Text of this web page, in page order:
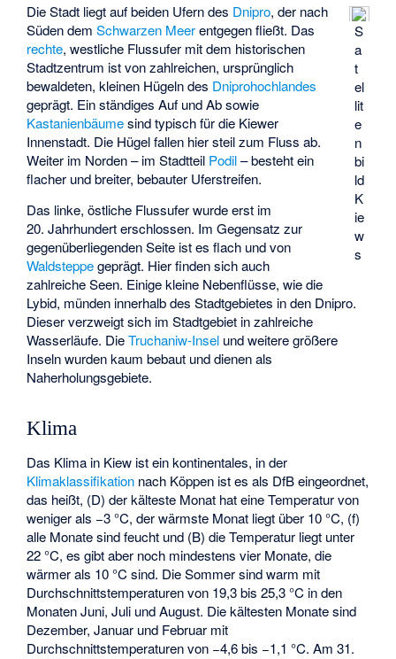
S
a
t
el
lit
e
n
bi
ld
K
ie
w
s
Die Stadt liegt auf beiden Ufern des Dnipro, der nach
Süden demSchwarzen Meerentgegen fließt. Das
rechte, westliche Flussufer mit dem historischen
Stadtzentrum ist von zahlreichen, ursprünglich
bewaldeten, kleinen Hügeln des Dniprohochlandes
geprägt. Ein ständiges Auf und Ab sowie
Kastanienbäumesind typisch für die Kiewer
Innenstadt. Die Hügel fallen hier steil zum Fluss ab.
Weiter im Norden – im Stadtteil Podil– besteht ein
flacher und breiter, bebauter Uferstreifen.
Das linke, östliche Flussufer wurde erst im
20. Jahrhundert erschlossen. Im Gegensatz zur
gegenüberliegenden Seite ist es flach und von
Waldsteppegeprägt. Hier finden sich auch
zahlreiche Seen. Einige kleine Nebenflüsse, wie die
Lybid, münden innerhalb des Stadtgebietes in den Dnipro.
Dieser verzweigt sich im Stadtgebiet in zahlreiche
Wasserläufe. DieTruchaniw-Insel und weitere größere
Inseln wurden kaum bebaut und dienen als
Naherholungsgebiete.
Klima
Das Klima in Kiew ist ein kontinentales, in der
Klimaklassifikation nach Köppen ist es als DfB eingeordnet,
das heißt, (D) der kälteste Monat hat eine Temperatur von
weniger als −3 °C, der wärmste Monat liegt über 10 °C, (f)
alle Monate sind feucht und (B) die Temperatur liegt unter
22 °C, es gibt aber noch mindestens vier Monate, die
wärmer als 10 °C sind. Die Sommer sind warm mit
Durchschnittstemperaturen von 19,3 bis 25,3 °C in den
Monaten Juni, Juli und August. Die kältesten Monate sind
Dezember, Januar und Februar mit
Durchschnittstemperaturen von −4,6 bis −1,1 °C. Am 31.